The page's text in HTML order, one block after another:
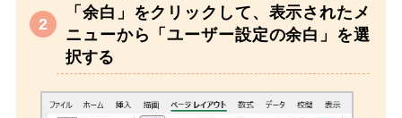
「余白」をクリックして、表示されたメ
ニューから「ユーザー設定の余白」を選
択する